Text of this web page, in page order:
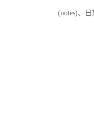
(notes)、